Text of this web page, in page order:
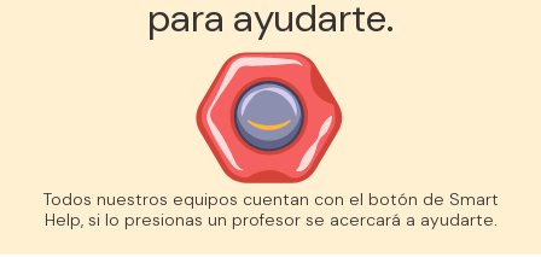
para ayudarte.
Todos nuestros equipos cuentan con el botón de Smart
Help, si lo presionas un profesor se acercará a ayudarte.